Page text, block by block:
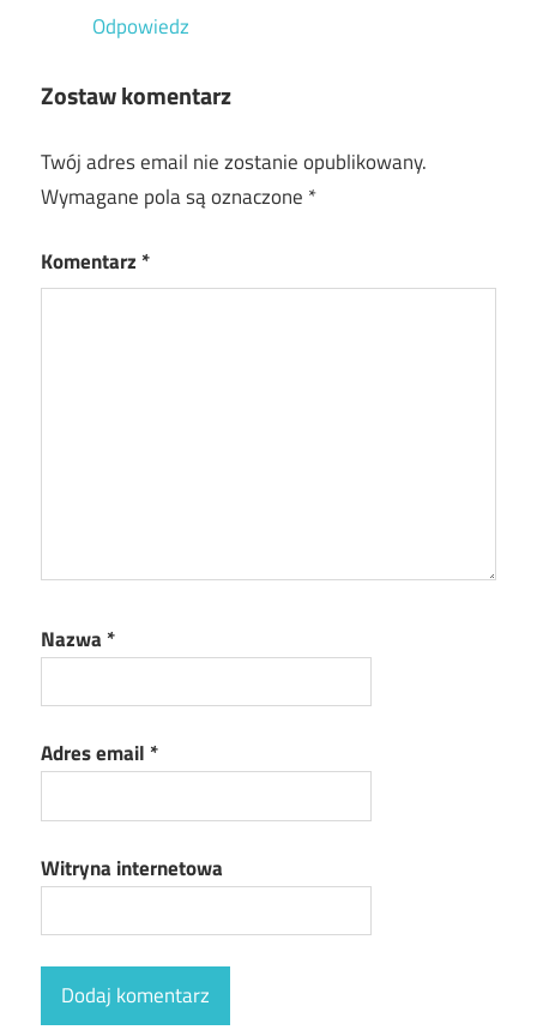
Odpowiedz
Zostaw komentarz
Twój adres email nie zostanie opublikowany.
Wymagane pola są oznaczone *
Komentarz *
Nazwa *
Adres email *
Witryna internetowa